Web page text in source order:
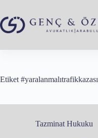
content
Etiket #yaralanmalıtrafikkazası
Tazminat Hukuku